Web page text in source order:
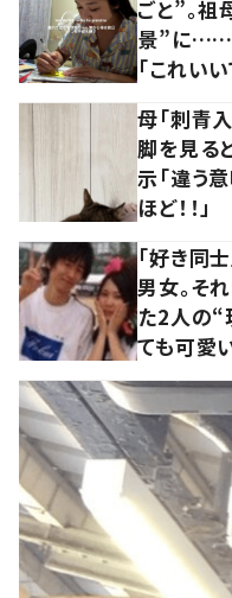
ごと”。
景”に……
「これい
母「刺青
脚を見る
示「違う
ほど！！」
「好き同
男女。そ
た2人の
ても可愛